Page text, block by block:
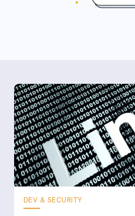
DEV & SECURITY